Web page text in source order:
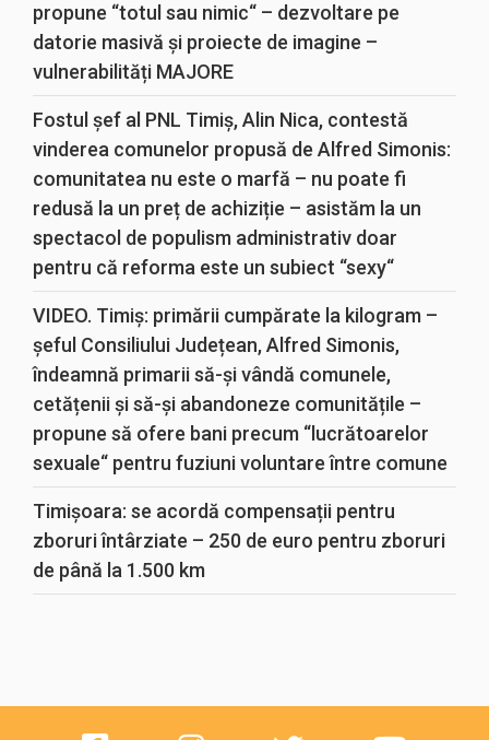
propune “totul sau nimic“ – dezvoltare pe
datorie masivă și proiecte de imagine –
vulnerabilități MAJORE
Fostul șef al PNL Timiș, Alin Nica, contestă
vinderea comunelor propusă de Alfred Simonis:
comunitatea nu este o marfă – nu poate fi
redusă la un preț de achiziție – asistăm la un
spectacol de populism administrativ doar
pentru că reforma este un subiect “sexy“
VIDEO. Timiș: primării cumpărate la kilogram –
șeful Consiliului Județean, Alfred Simonis,
îndeamnă primarii să-și vândă comunele,
cetățenii și să-și abandoneze comunitățile –
propune să ofere bani precum “lucrătoarelor
sexuale“ pentru fuziuni voluntare între comune
Timișoara: se acordă compensații pentru
zboruri întârziate – 250 de euro pentru zboruri
de până la 1.500 km